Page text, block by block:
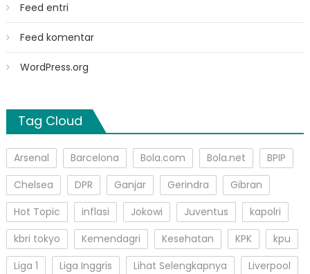
Feed entri
Feed komentar
WordPress.org
Tag Cloud
Arsenal Barcelona Bola.com Bola.net
BPIP
Chelsea
DPR Ganjar Gerindra
Gibran
Hot Topic
inflasi Jokowi Juventus
kapolri
kbri tokyo
Kemendagri Kesehatan KPK
kpu
Liga 1
Liga Inggris Lihat Selengkapnya
Liverpool